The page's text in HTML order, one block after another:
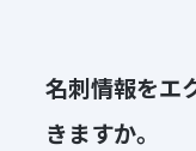
名刺情報をエ
きますか。